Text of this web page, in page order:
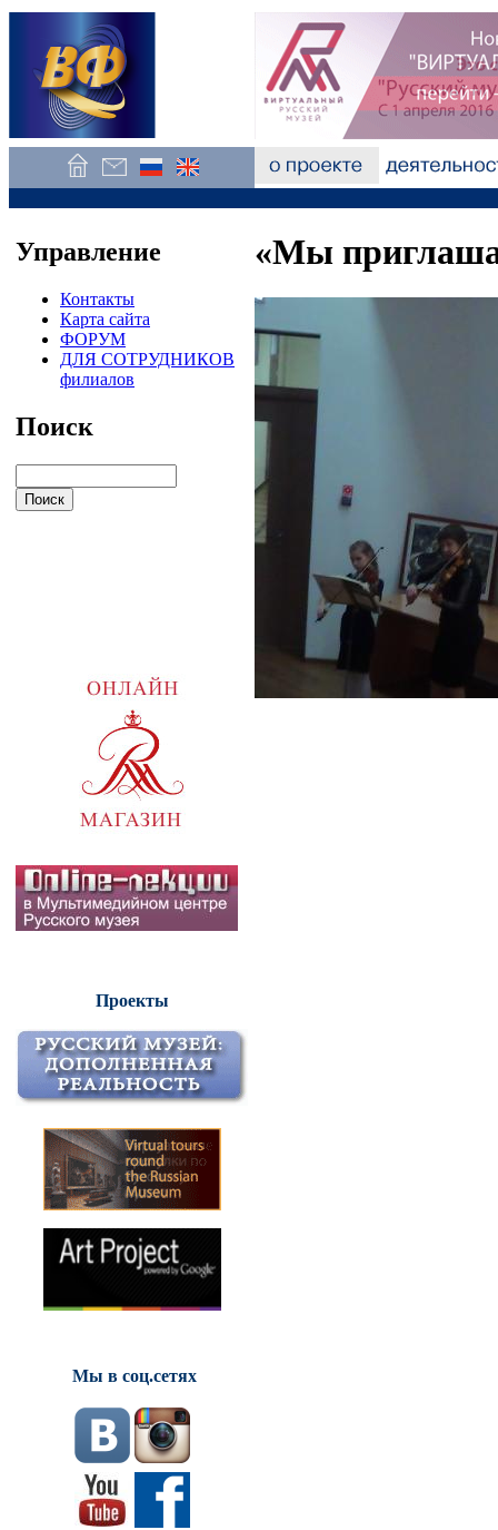
Управление
Контакты
Карта сайта
ФОРУМ
ДЛЯ СОТРУДНИКОВ
филиалов
Поиск
Проекты
Мы в соц.сетях
«Мы